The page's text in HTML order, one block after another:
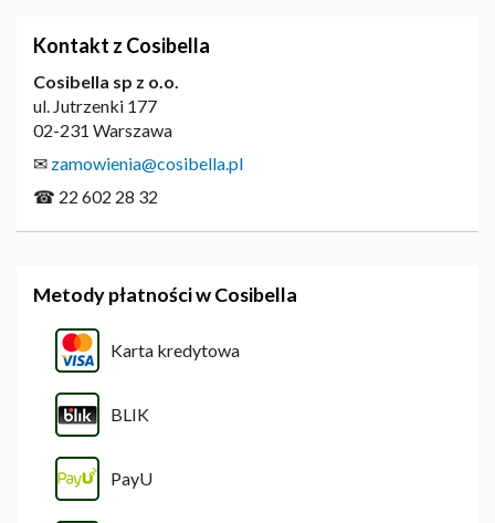
Kontakt z Cosibella
Cosibella sp z o.o.
ul. Jutrzenki 177
02-231 Warszawa
✉ zamowienia@cosibella.pl
☎ 22 602 28 32
Metody płatności w Cosibella
Karta kredytowa
BLIK
PayU